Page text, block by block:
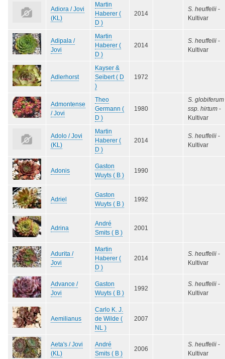
Adiora / Jovi
(KL)
Martin
Haberer (
D )
2014
S. heuffelii -
Kultivar
Adipala /
Jovi
Martin
Haberer (
D )
2014
S. heuffelii -
Kultivar
Adlerhorst
Kayser &
Seibert ( D
)
1972
Admontense
/ Jovi
Theo
Germann (
D )
1980
S. globiferum
ssp. hirtum -
Kultivar
Adolo / Jovi
(KL)
Martin
Haberer (
D )
2014
S. heuffelii -
Kultivar
Adonis
Gaston
Wuyts ( B )
1990
Adriel
Gaston
Wuyts ( B )
1992
Adrina
André
Smits ( B )
2001
Adurita /
Jovi
Martin
Haberer (
D )
2014
S. heuffelii -
Kultivar
Advance /
Jovi
Gaston
Wuyts ( B )
1992
S. heuffelii -
Kultivar
Aemilianus
Carlo K. J.
de Wilde (
NL )
2007
Aeta's / Jovi
(KL)
André
Smits ( B )
2006
S. heuffelii -
Kultivar